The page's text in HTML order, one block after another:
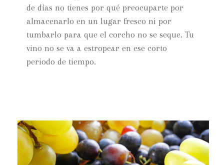
de días no tienes por qué preocuparte por
almacenarlo en un lugar fresco ni por
tumbarlo para que el corcho no se seque. Tu
vino no se va a estropear en ese corto
periodo de tiempo.